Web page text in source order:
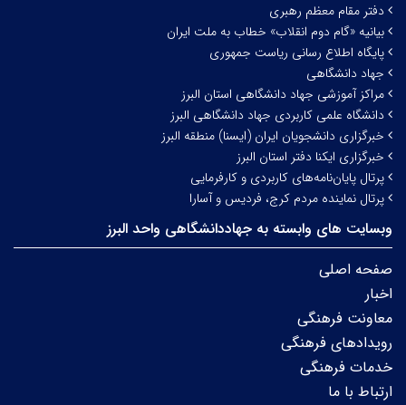
دفتر مقام معظم رهبری
بیانیه «گام دوم انقلاب» خطاب به ملت ایران
پایگاه اطلاع رسانی ریاست جمهوری
جهاد دانشگاهی
مراکز آموزشی جهاد دانشگاهی استان البرز
دانشگاه علمی کاربردی جهاد دانشگاهی البرز
خبرگزاری دانشجویان ایران (ایسنا) منطقه البرز
خبرگزاری ایکنا دفتر استان البرز
پرتال پایان‌نامه‌های کاربردی و کارفرمایی
پرتال نماینده مردم کرج، فردیس و آسارا
وبسایت های وابسته به جهاددانشگاهی واحد البرز
صفحه اصلی
اخبار
معاونت فرهنگی
رویدادهای فرهنگی
خدمات فرهنگی
ارتباط با ما